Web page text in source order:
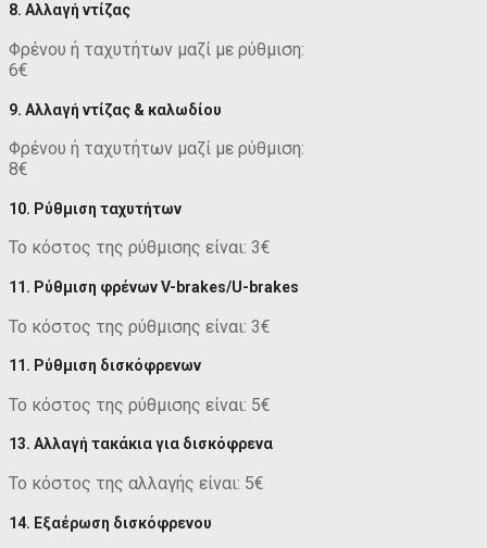
8. Αλλαγή ντίζας
Φρένου ή ταχυτήτων μαζί με ρύθμιση:
6€
9. Αλλαγή ντίζας & καλωδίου
Φρένου ή ταχυτήτων μαζί με ρύθμιση:
8€
10. Ρύθμιση ταχυτήτων
Το κόστος της ρύθμισης είναι: 3€
11. Ρύθμιση φρένων V-brakes/U-brakes
Το κόστος της ρύθμισης είναι: 3€
11. Ρύθμιση δισκόφρενων
Το κόστος της ρύθμισης είναι: 5€
13. Αλλαγή τακάκια για δισκόφρενα
Το κόστος της αλλαγής είναι: 5€
14. Εξαέρωση δισκόφρενου